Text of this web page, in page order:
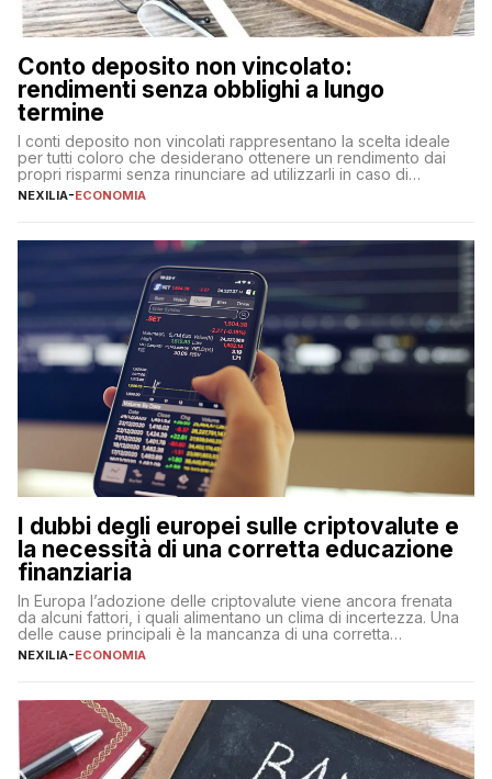
Conto deposito non vincolato:
rendimenti senza obblighi a lungo
termine
I conti deposito non vincolati rappresentano la scelta ideale
per tutti coloro che desiderano ottenere un rendimento dai
propri risparmi senza rinunciare ad utilizzarli in caso di
necessità. A differenza delle forme vincolate tradizionali,
flessibilità e rendimento. Come funzionano […]
NEXILIA-ECONOMIA
I dubbi degli europei sulle criptovalute e
la necessità di una corretta educazione
finanziaria
In Europa l’adozione delle criptovalute viene ancora frenata
da alcuni fattori, i quali alimentano un clima di incertezza. Una
delle cause principali è la mancanza di una corretta
educazione finanziaria, che impedisce ad una larga parte della
sulle criptovalute: […]
NEXILIA-ECONOMIA